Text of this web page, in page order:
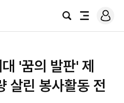
검
전
로
그
'꿈의 발판' 제
살린 봉사활동 전